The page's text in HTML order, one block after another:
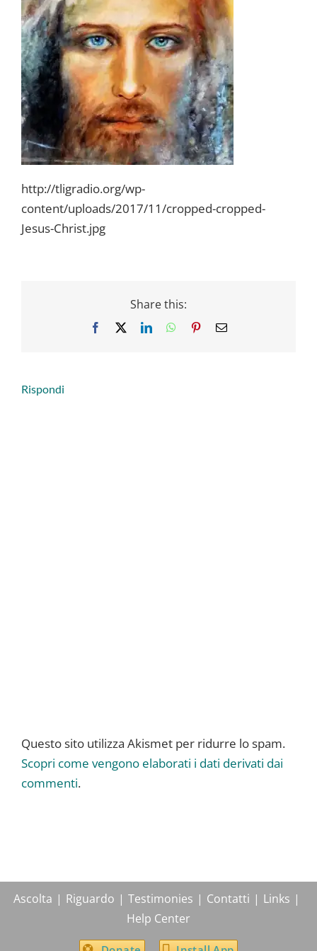
http://tligradio.org/wp-
content/uploads/2017/11/cropped-cropped-
Jesus-Christ.jpg
Share this:
Facebook LinkedInWhatsApp
PinterestEmail
Rispondi
Questo sito utilizza Akismet per ridurre lo spam.
Scopri come vengono elaborati i dati derivati dai
commenti.
Ascolta Riguardo Testimonies Contatti
Links
Help Center